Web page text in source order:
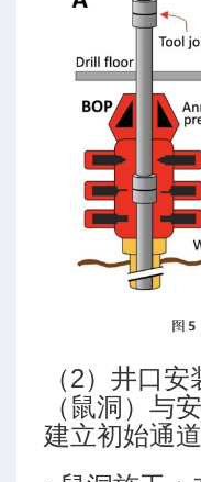
（2）井口
（鼠洞）与
建立初始通道